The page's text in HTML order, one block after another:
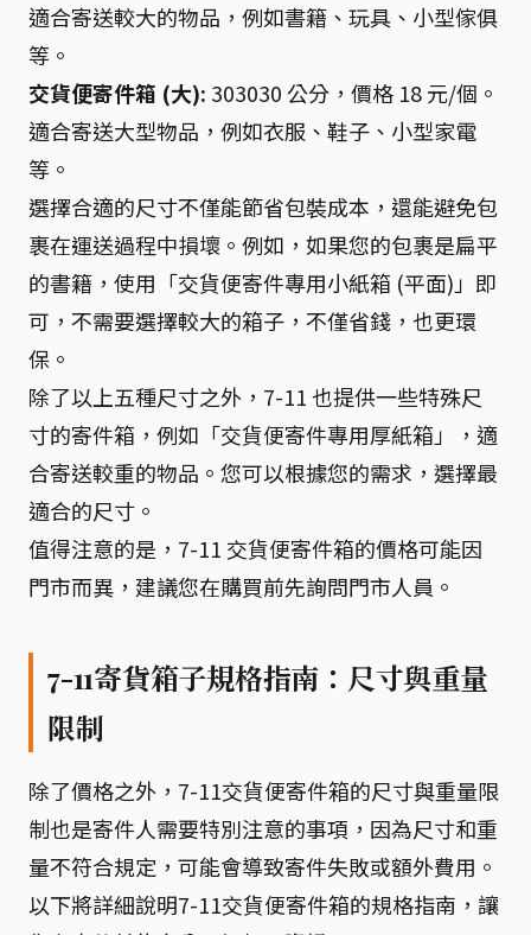
適合寄送較大的物品，例如書籍、玩具、小型傢俱
等。
交貨便寄件箱 (大): 303030 公分，價格 18 元/個。
適合寄送大型物品，例如衣服、鞋子、小型家電
等。
選擇合適的尺寸不僅能節省包裝成本，還能避免包
裹在運送過程中損壞。例如，如果您的包裹是扁平
的書籍，使用「交貨便寄件專用小紙箱 (平面)」即
可，不需要選擇較大的箱子，不僅省錢，也更環
保。
除了以上五種尺寸之外，7-11 也提供一些特殊尺
寸的寄件箱，例如「交貨便寄件專用厚紙箱」，適
合寄送較重的物品。您可以根據您的需求，選擇最
適合的尺寸。
值得注意的是，7-11 交貨便寄件箱的價格可能因
門市而異，建議您在購買前先詢問門市人員。
7-11寄貨箱子規格指南：尺寸與重量
限制
除了價格之外，7-11交貨便寄件箱的尺寸與重量限
制也是寄件人需要特別注意的事項，因為尺寸和重
量不符合規定，可能會導致寄件失敗或額外費用。
以下將詳細說明7-11交貨便寄件箱的規格指南，讓